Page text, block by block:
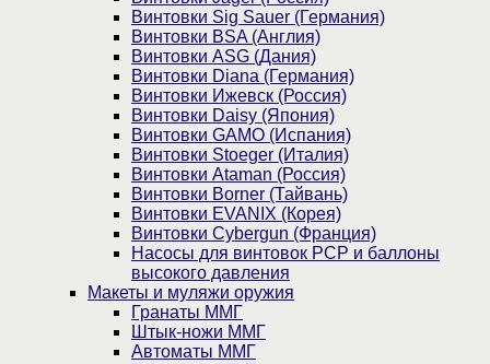
Винтовки Sig Sauer (Германия)
Винтовки BSA (Англия)
Винтовки ASG (Дания)
Винтовки Diana (Германия)
Винтовки Ижевск (Россия)
Винтовки Daisy (Япония)
Винтовки GAMO (Испания)
Винтовки Stoeger (Италия)
Винтовки Ataman (Россия)
Винтовки Borner (Тайвань)
Винтовки EVANIX (Корея)
Винтовки Cybergun (Франция)
Насосы для винтовок PCP и баллоны
высокого давления
Макеты и муляжи оружия
Гранаты ММГ
Штык-ножи ММГ
Автоматы ММГ